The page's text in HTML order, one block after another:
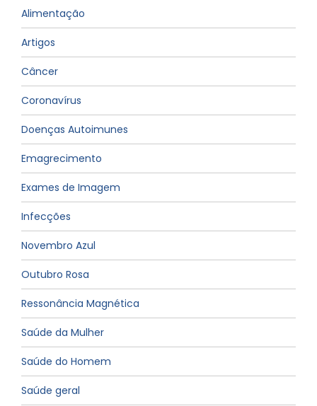
Alimentação
Artigos
Câncer
Coronavírus
Doenças Autoimunes
Emagrecimento
Exames de Imagem
Infecções
Novembro Azul
Outubro Rosa
Ressonância Magnética
Saúde da Mulher
Saúde do Homem
Saúde geral